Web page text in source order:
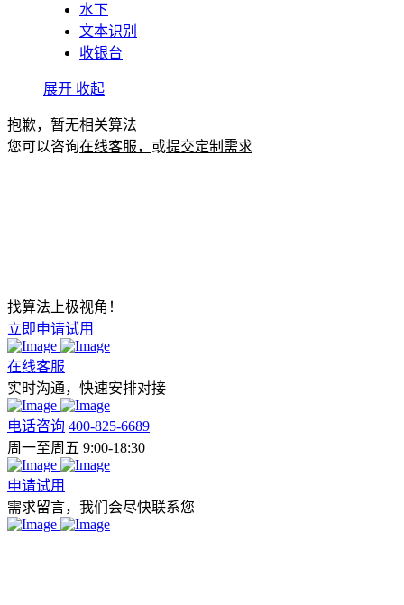
水下
文本识别
收银台
展开 收起
抱歉，暂无相关算法
您可以咨询在线客服， 或提交定制需求
找算法上极视角！
立即申请试用
在线客服
实时沟通，快速安排对接
电话咨询 400-825-6689
周一至周五 9:00-18:30
申请试用
需求留言，我们会尽快联系您